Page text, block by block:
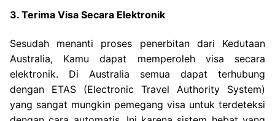
3. Terima Visa Secara Elektronik
Sesudah menanti proses penerbitan dari Kedutaan
Australia, Kamu dapat memperoleh visa secara
elektronik. Di Australia semua dapat terhubung
dengan ETAS (Electronic Travel Authority System)
yang sangat mungkin pemegang visa untuk terdeteksi